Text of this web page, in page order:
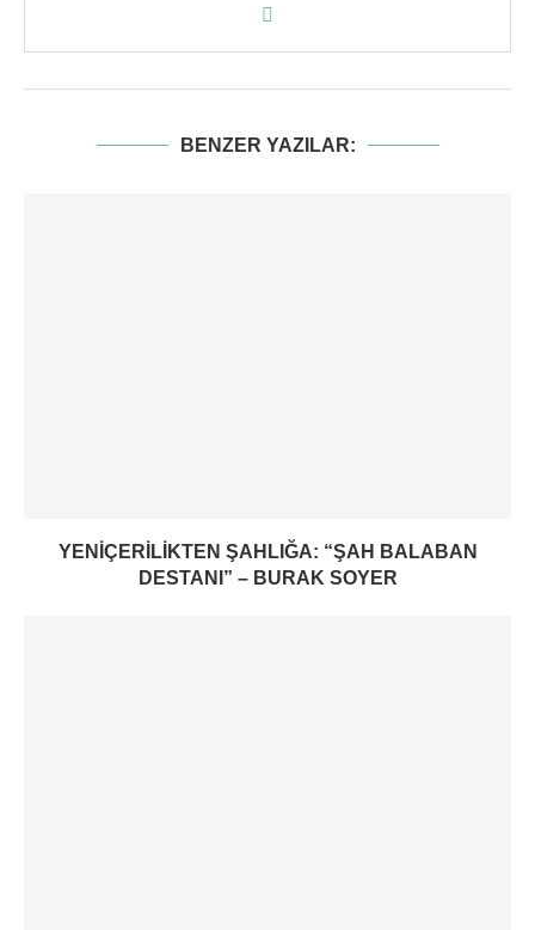
BENZER YAZILAR:
YENIÇERILIKTEN ŞAHLIĞA: “ŞAH BALABAN
DESTANI” – BURAK SOYER